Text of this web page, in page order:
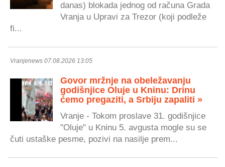
danas) blokada jednog od računa Grada
Vranja u Upravi za Trezor (koji podleže
fi...
Vranjenews 07.08.2026 13:05
Govor mržnje na obeležavanju
godišnjice Oluje u Kninu: Drinu
ćemo pregaziti, a Srbiju zapaliti »
Vranje - Tokom proslave 31. godišnjice
"Oluje" u Kninu 5. avgusta mogle su se
čuti ustaške pesme, pozivi na nasilje prem...